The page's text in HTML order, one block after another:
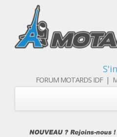
FORUM MOTARDS IDF |